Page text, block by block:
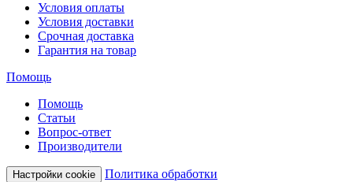
Условия оплаты
Условия доставки
Срочная доставка
Гарантия на товар
Помощь
Помощь
Статьи
Вопрос-ответ
Производители
Настройки cookie
Политика обработки